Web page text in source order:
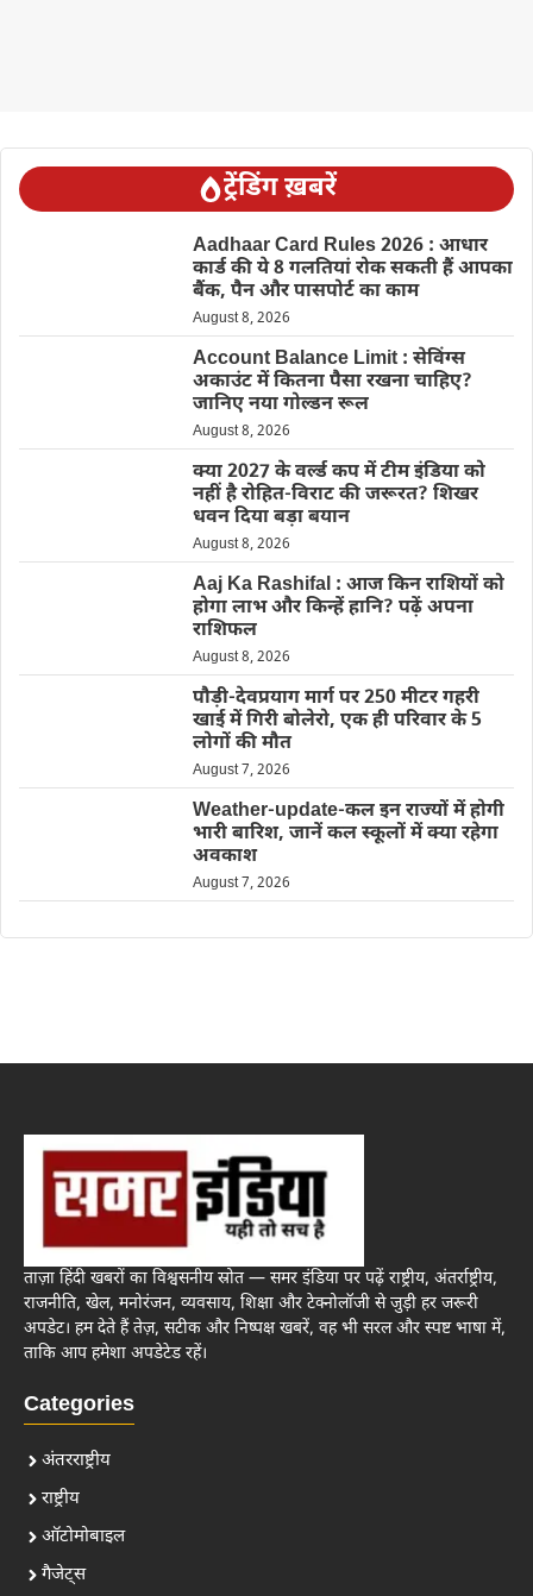
ट्रेंडिंग ख़बरें
Aadhaar Card Rules 2026 : आधार
कार्ड की ये 8 गलतियां रोक सकती हैं आपका
बैंक, पैन और पासपोर्ट का काम
August 8, 2026
Account Balance Limit : सेविंग्स
अकाउंट में कितना पैसा रखना चाहिए?
जानिए नया गोल्डन रूल
August 8, 2026
क्या 2027 के वर्ल्ड कप में टीम इंडिया को
नहीं है रोहित-विराट की जरूरत? शिखर
धवन दिया बड़ा बयान
August 8, 2026
Aaj Ka Rashifal : आज किन राशियों को
होगा लाभ और किन्हें हानि? पढ़ें अपना
राशिफल
August 8, 2026
पौड़ी-देवप्रयाग मार्ग पर 250 मीटर गहरी
खाई में गिरी बोलेरो, एक ही परिवार के 5
लोगों की मौत
August 7, 2026
Weather-update-कल इन राज्यों में होगी
भारी बारिश, जानें कल स्कूलों में क्या रहेगा
अवकाश
August 7, 2026
ताज़ा हिंदी खबरों का विश्वसनीय स्रोत — समर इंडिया पर पढ़ें राष्ट्रीय, अंतर्राष्ट्रीय,
राजनीति, खेल, मनोरंजन, व्यवसाय, शिक्षा और टेक्नोलॉजी से जुड़ी हर जरूरी
अपडेट। हम देते हैं तेज़, सटीक और निष्पक्ष खबरें, वह भी सरल और स्पष्ट भाषा में,
ताकि आप हमेशा अपडेटेड रहें।
Categories
अंतरराष्ट्रीय
राष्ट्रीय
ऑटोमोबाइल
गैजेट्स